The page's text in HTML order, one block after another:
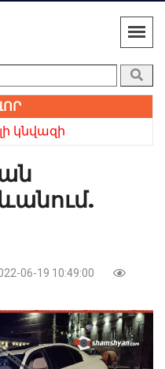
կնվազի
06-19 10:49:00